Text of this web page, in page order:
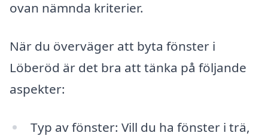
ovan nämnda kriterier.
När du överväger att byta fönster i
Löberöd är det bra att tänka på följande
aspekter:
Typ av fönster: Vill du ha fönster i trä,